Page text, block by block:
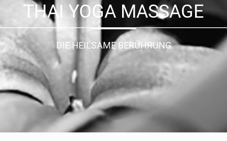
THAI YOGA MASSAGE
DIE HEILSAME BERÜHRUNG